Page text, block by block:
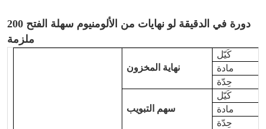
200 دورة في الدقيقة لو نهايات من الألومنيوم سهلة الفتح
ملزمة
نهاية المخزون
كَيّل
مادة
حِدّة
سهم التبويب
كَيّل
مادة
حِدّة